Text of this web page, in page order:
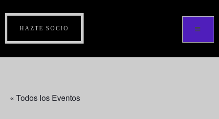
HAZTE SOCIO
« Todos los Eventos